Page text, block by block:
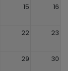
15 16
22 23
29 30